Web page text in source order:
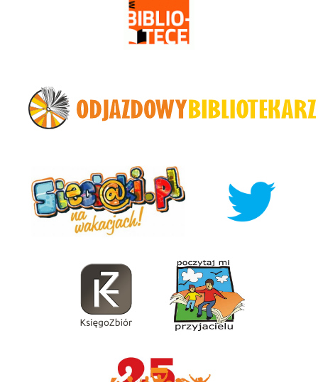
KsięgoZbiór Poczytaj Mi Przyjacieu
Razem89